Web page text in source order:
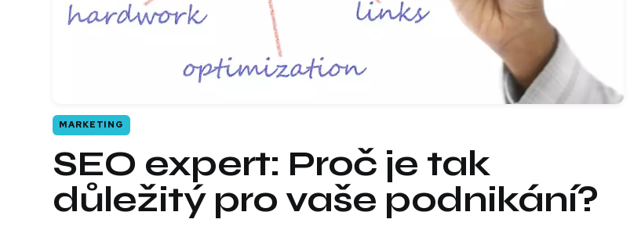
SEO expert: Proč je tak
důležitý pro vaše podnikání?
MARKETING